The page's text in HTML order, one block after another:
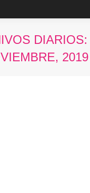
DIARIOS:
2019